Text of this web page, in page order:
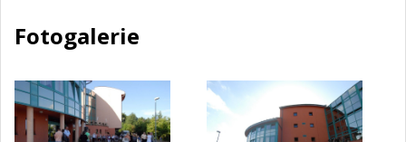
Fotogalerie